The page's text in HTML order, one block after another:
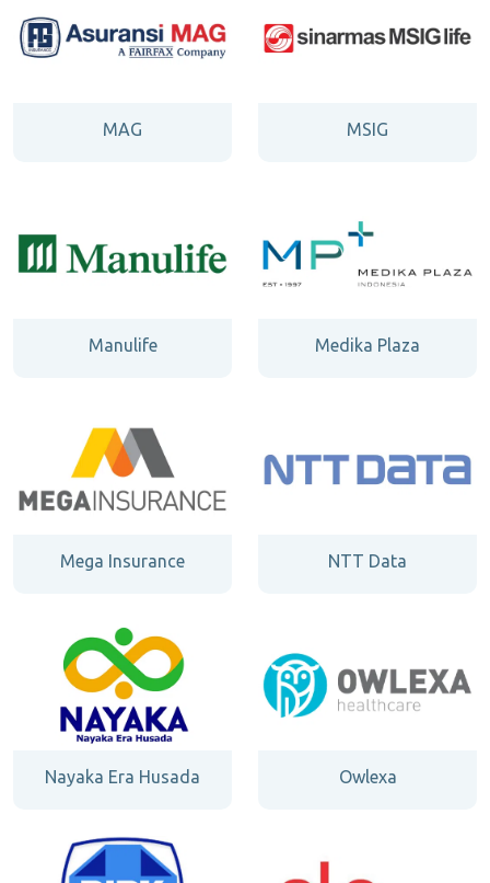
MAG MSIG
Manulife Medika Plaza
Mega Insurance NTT Data
Nayaka Era Husada Owlexa